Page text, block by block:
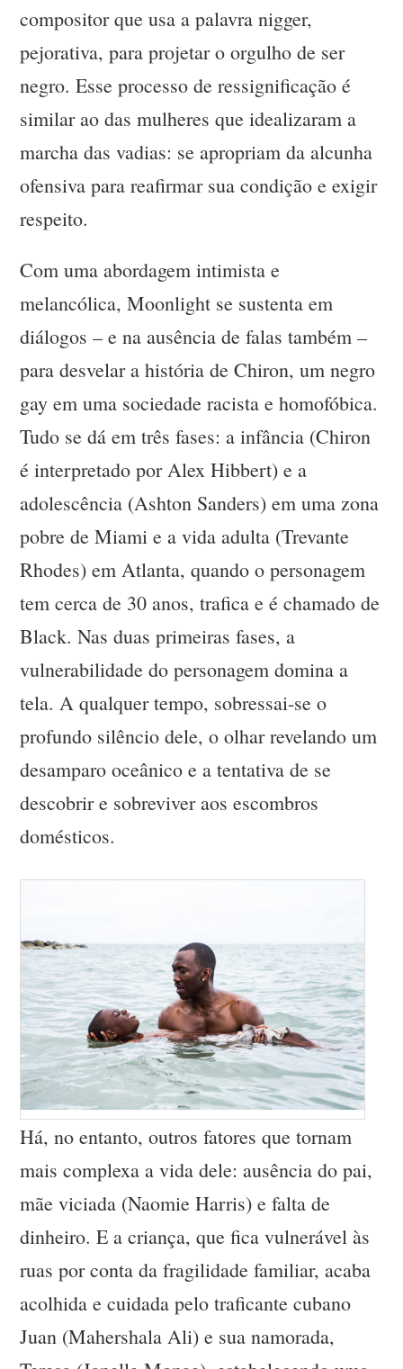
compositor que usa a palavra nigger,
pejorativa, para projetar o orgulho de ser
negro. Esse processo de ressignificação é
similar ao das mulheres que idealizaram a
marcha das vadias: se apropriam da alcunha
ofensiva para reafirmar sua condição e exigir
respeito.
Com uma abordagem intimista e
melancólica, Moonlight se sustenta em
diálogos – e na ausência de falas também –
para desvelar a história de Chiron, um negro
gay em uma sociedade racista e homofóbica.
Tudo se dá em três fases: a infância (Chiron
é interpretado por Alex Hibbert) e a
adolescência (Ashton Sanders) em uma zona
pobre de Miami e a vida adulta (Trevante
Rhodes) em Atlanta, quando o personagem
tem cerca de 30 anos, trafica e é chamado de
Black. Nas duas primeiras fases, a
vulnerabilidade do personagem domina a
tela. A qualquer tempo, sobressai-se o
profundo silêncio dele, o olhar revelando um
desamparo oceânico e a tentativa de se
descobrir e sobreviver aos escombros
domésticos.
Há, no entanto, outros fatores que tornam
mais complexa a vida dele: ausência do pai,
mãe viciada (Naomie Harris) e falta de
dinheiro. E a criança, que fica vulnerável às
ruas por conta da fragilidade familiar, acaba
acolhida e cuidada pelo traficante cubano
Juan (Mahershala Ali) e sua namorada,